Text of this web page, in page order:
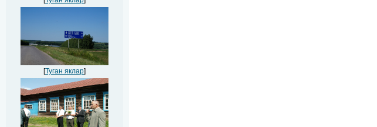
[Туган яклар]